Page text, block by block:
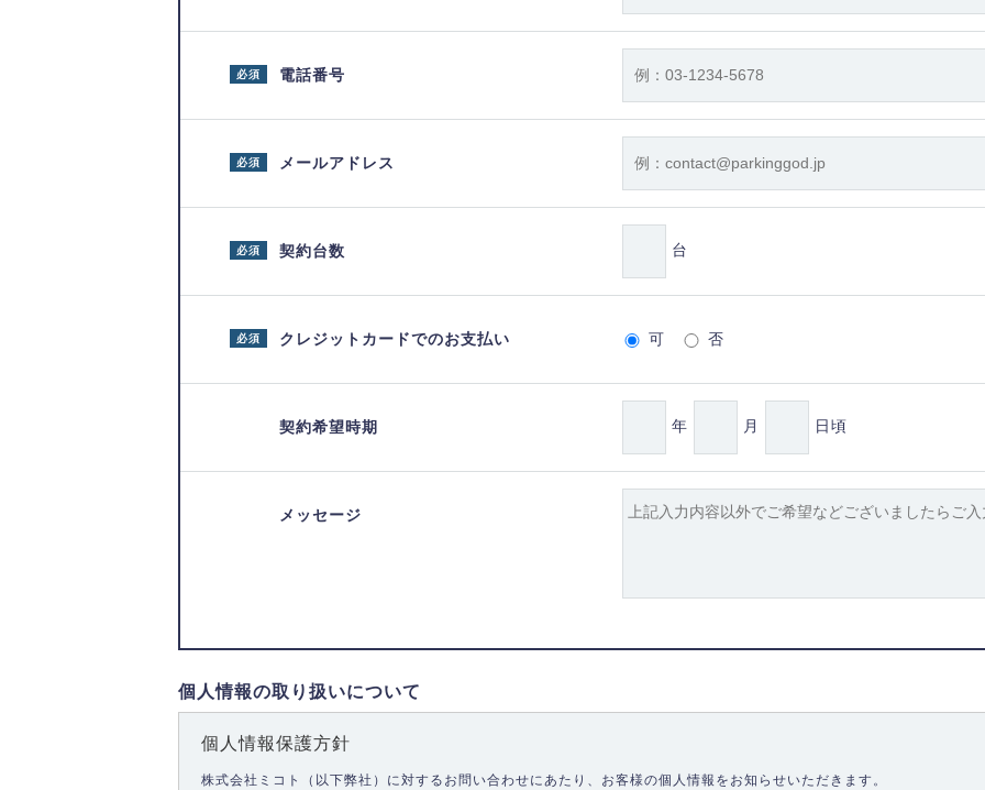
電話番号
必須
メールアドレス
必須
契約台数
必須 台
クレジットカードでのお支払い
必須 可 否
契約希望時期 年 月 日頃
メッセージ
個人情報の取り扱いについて
個人情報保護方針
株式会社ミコト（以下弊社）に対するお問い合わせにあたり、お客様の個人情報をお知らせいただきます。